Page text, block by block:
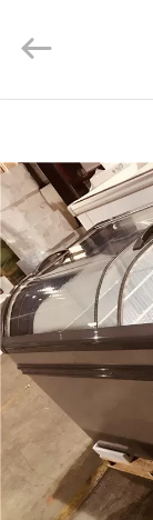
ÜBER
UNS
FABRIK-
AUSFLUG
Ltd..